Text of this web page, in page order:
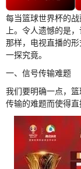
每当篮球世界杯的
上。令人遗憾的是
那样，电视直播的
一探究竟。
一、信号传输难题
我们要明确一点，
传输的难题而使得直